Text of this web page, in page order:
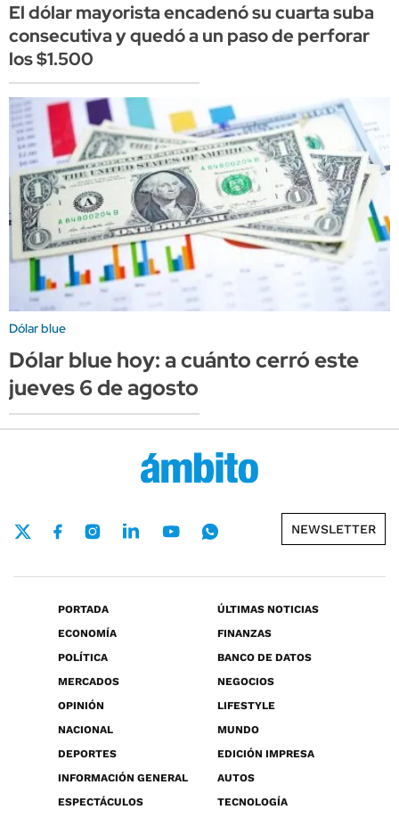
El dólar mayorista encadenó su cuarta suba
consecutiva y quedó a un paso de perforar
los $1.500
Dólar blue
Dólar blue hoy: a cuánto cerró este
jueves 6 de agosto
NEWSLETTER
PORTADA
ÚLTIMAS NOTICIAS
ECONOMÍA
FINANZAS
POLÍTICA
BANCO DE DATOS
MERCADOS
NEGOCIOS
OPINIÓN
LIFESTYLE
NACIONAL
MUNDO
DEPORTES
EDICIÓN IMPRESA
INFORMACIÓN GENERAL
AUTOS
ESPECTÁCULOS
TECNOLOGÍA